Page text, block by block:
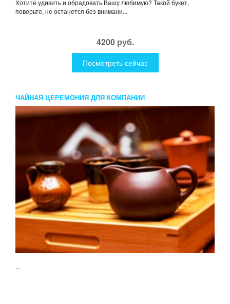
Хотите удивить и обрадовать Вашу любимую? Такой букет,
поверьте, не останется без внимани...
4200 руб.
Посмотреть сейчас
ЧАЙНАЯ ЦЕРЕМОНИЯ ДЛЯ КОМПАНИИ
...